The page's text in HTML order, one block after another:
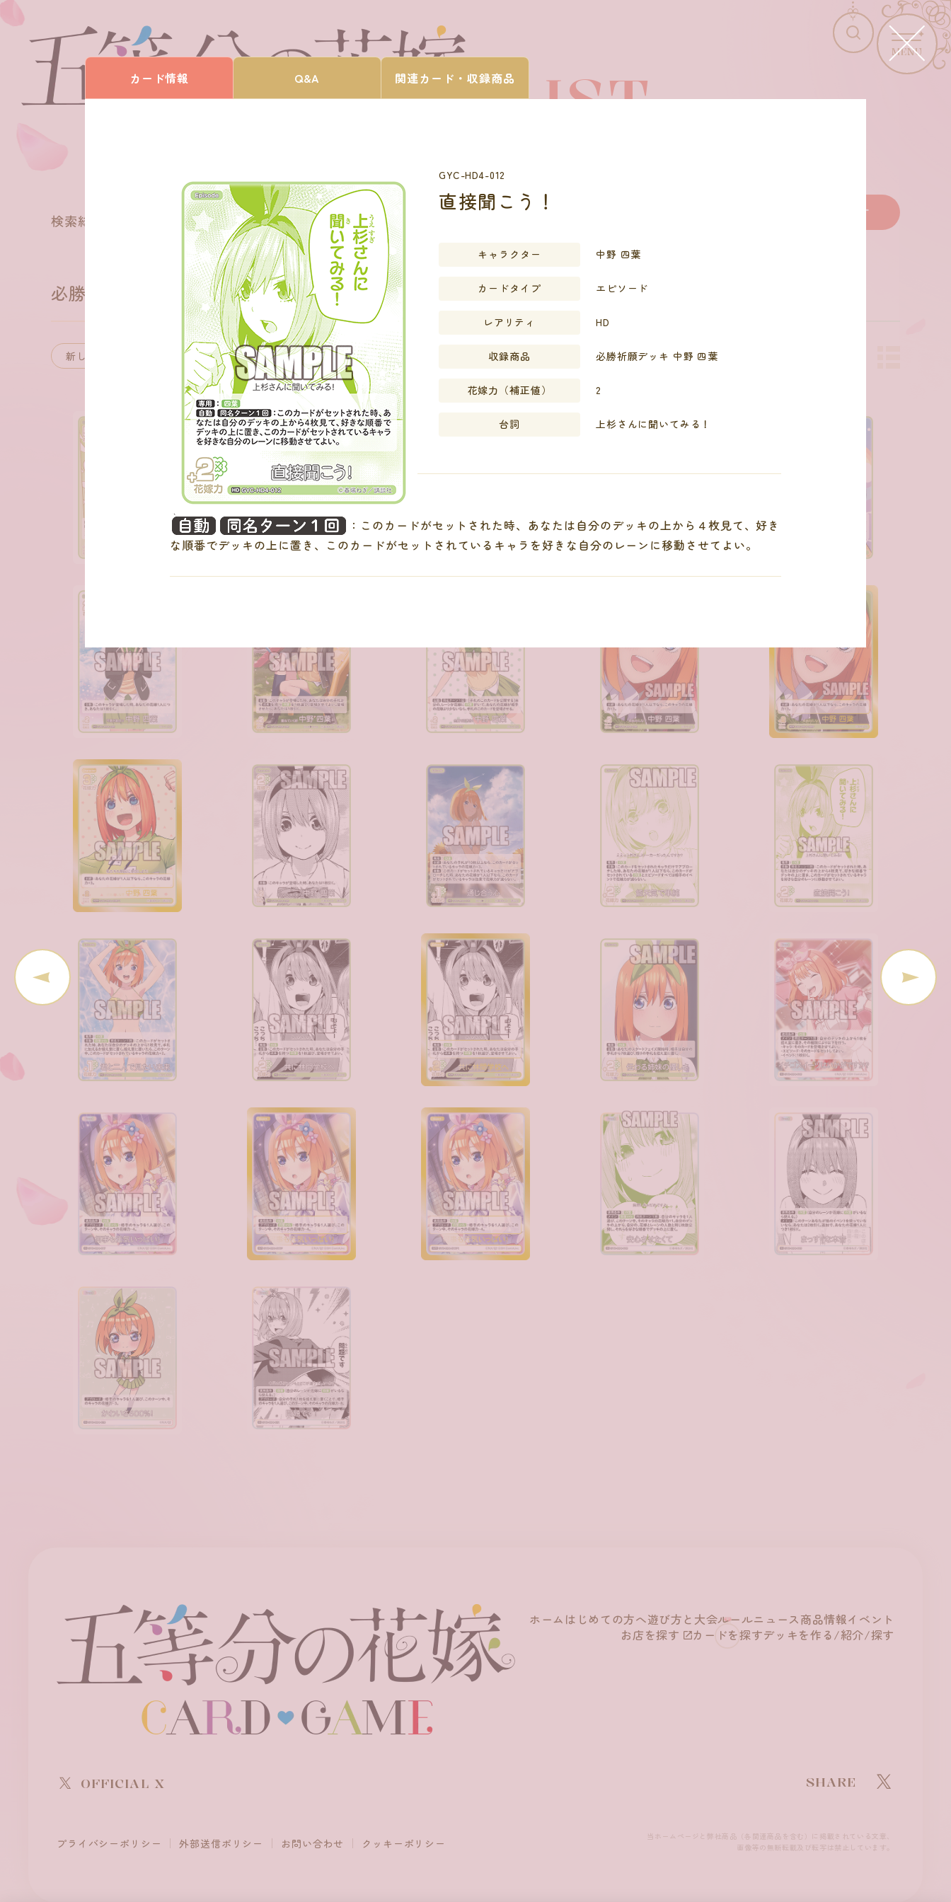
MENU
CARD LIST
検索結果 商品を選びなおす
必勝祈願デッキ 中野 四葉
ホーム はじめての方へ遊び方と 大会ルールニュース商品情報イベント
お店を探す
カードを探すデッキを作る/紹介/探す
OFFICIAL X SHARE
プライバシーポリシー 外部送信ポリシー お問い合わせ クッキーポリシー
当ホームページと弊社商品（各関連商品を含む）に掲載されている文章、
画像等の無断転載及び転写は禁止しています。
カード情報 Q&A 関連カード・ 収録商品
GYC-HD4-012
直接聞こう！
キャラクター 中野 四葉
カードタイプ エピソード
レアリティ HD
収録商品 必勝祈願デッキ 中野 四葉
花嫁力 （補正値） 2
台詞 上杉さんに聞いてみる！
：
：このカードがセットされた時、あなたは自分のデッキの上から４枚見て、好き
な順番でデッキの上に置き、このカードがセットされているキャラを好きな自分のレーンに移動させてよい。